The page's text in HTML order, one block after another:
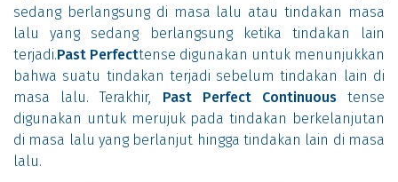
sedang berlangsung di masa lalu atau tindakan masa
lalu yang sedang berlangsung ketika tindakan lain
terjadi.Past Perfecttense digunakan untuk menunjukkan
bahwa suatu tindakan terjadi sebelum tindakan lain di
masa lalu. Terakhir, Past Perfect Continuoustense
digunakan untuk merujuk pada tindakan berkelanjutan
di masa lalu yang berlanjut hingga tindakan lain di masa
lalu.